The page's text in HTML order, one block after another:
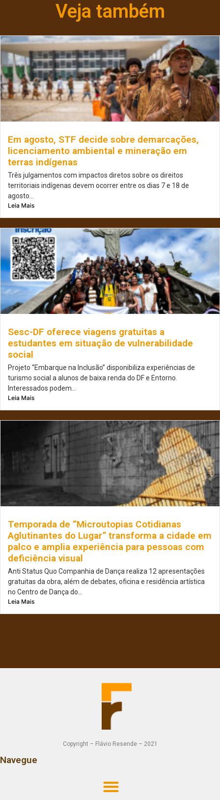
Veja também
Em agosto, STF decide sobre demarcações,
licenciamento ambiental e mineração em
terras indígenas
Três julgamentos com impactos diretos sobre os direitos
territoriais indígenas devem ocorrer entre os dias 7 e 18 de
agosto...
Leia Mais
Sesc-DF oferece viagens gratuitas a
estudantes em situação de vulnerabilidade
social
Projeto “Embarque na Inclusão” disponibiliza experiências de
turismo social a alunos de baixa renda do DF e Entorno.
Interessados podem...
Leia Mais
Temporada de “Microutopias Cotidianas
Aglutinantes do Lugar” transforma a cidade em
palco e amplia experiência para pessoas com
deficiência visual
Anti Status Quo Companhia de Dança realiza 12 apresentações
gratuitas da obra, além de debates, oficina e residência artística
no Centro de Dança do...
Leia Mais
Copyright – Flávio Resende – 2021
Navegue